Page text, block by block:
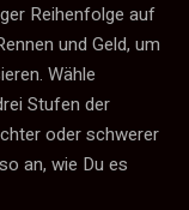
Reihenfolge auf
und Geld, um
Wähle
Stufen der
oder schwerer
an, wie Du es